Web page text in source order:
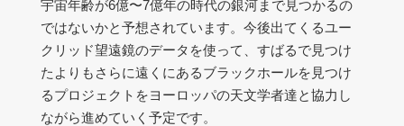
宇宙年齢が6億〜7億年の時代の銀河まで見つかるの
ではないかと予想されています。今後出てくるユー
クリッド望遠鏡のデータを使って、すばるで見つけ
たよりもさらに遠くにあるブラックホールを見つけ
るプロジェクトをヨーロッパの天文学者達と協力し
ながら進めていく予定です。